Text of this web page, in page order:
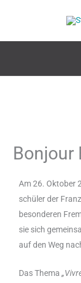
Bonjour
Am 26. Oktober
schüler der
besonderen
sie sich
auf den Weg
Das Thema